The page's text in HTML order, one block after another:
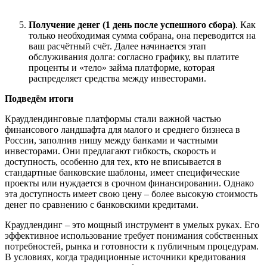
Получение денег (1 день после успешного сбора). Как
только необходимая сумма собрана, она переводится на
ваш расчётный счёт. Далее начинается этап
обслуживания долга: согласно графику, вы платите
проценты и «тело» займа платформе, которая
распределяет средства между инвесторами.
Подведём итоги
Краудлендинговые платформы стали важной частью
финансового ландшафта для малого и среднего бизнеса в
России, заполнив нишу между банками и частными
инвесторами. Они предлагают гибкость, скорость и
доступность, особенно для тех, кто не вписывается в
стандартные банковские шаблоны, имеет специфические
проекты или нуждается в срочном финансировании. Однако
эта доступность имеет свою цену – более высокую стоимость
денег по сравнению с банковскими кредитами.
Краудлендинг – это мощный инструмент в умелых руках. Его
эффективное использование требует понимания собственных
потребностей, рынка и готовности к публичным процедурам.
В условиях, когда традиционные источники кредитования